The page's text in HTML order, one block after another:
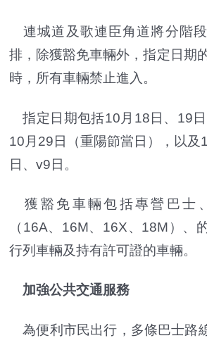
連城道及歌連臣角道將分階
排，除獲豁免車輛外，指定日期
時，所有車輛禁止進入。
指定日期包括10月18日、19日
10月29日（重陽節當日），以及
日、v9日。
獲豁免車輛包括專營巴士
（16A、16M、16X、18M）、
行列車輛及持有許可證的車輛。
加強公共交通服務
為便利市民出行，多條巴士路